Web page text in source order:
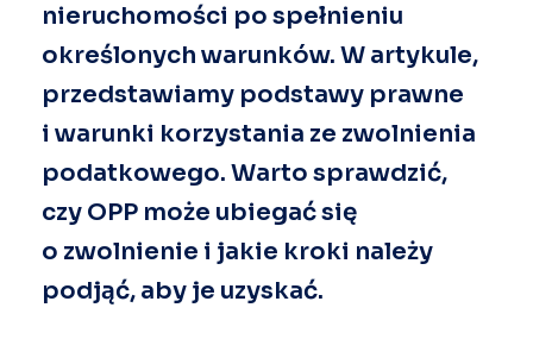
nieruchomości po spełnieniu
określonych warunków. W artykule,
przedstawiamy podstawy prawne
i warunki korzystania ze zwolnienia
podatkowego. Warto sprawdzić,
czy OPP może ubiegać się
o zwolnienie i jakie kroki należy
podjąć, aby je uzyskać.